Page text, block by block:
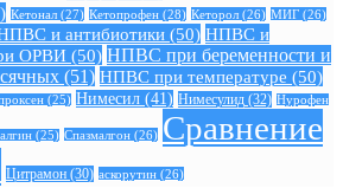
Кетонал (27) Кетопрофен (28) Кеторол (26) МИГ (26)
и антибиотики (50) НПВС и
ОРВИ (50) НПВС при беременности и
(51) НПВС при температуре (50)
(25) Нимесил (41) Нимесулид (32) Нурофен
(25) Спазмалгон (26) Сравнение
Цитрамон (30) аскорутин (26)